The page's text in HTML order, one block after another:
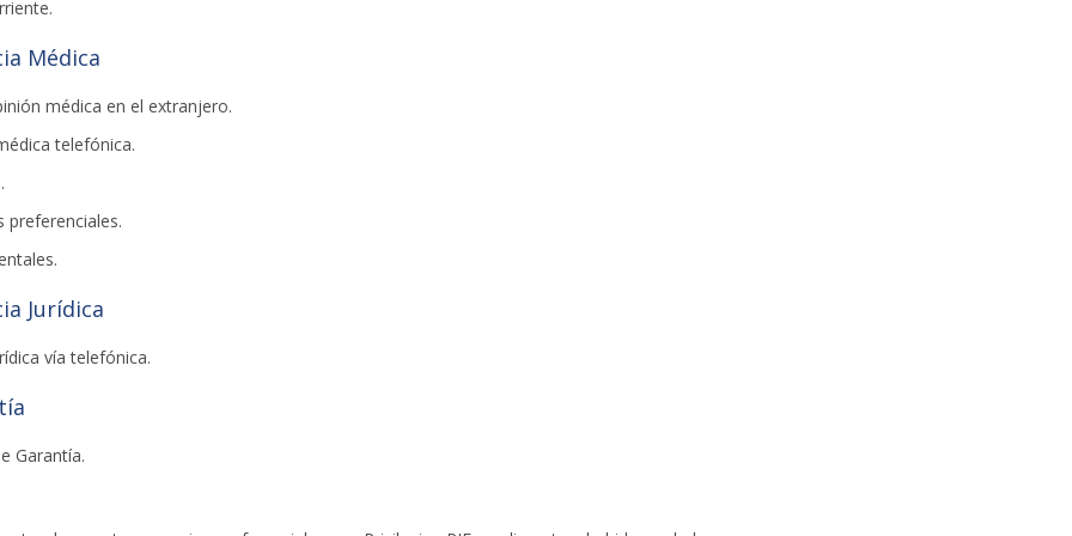
Médica
médica en el extranjero.
telefónica.
preferenciales.
Jurídica
vía telefónica.
Garantía.